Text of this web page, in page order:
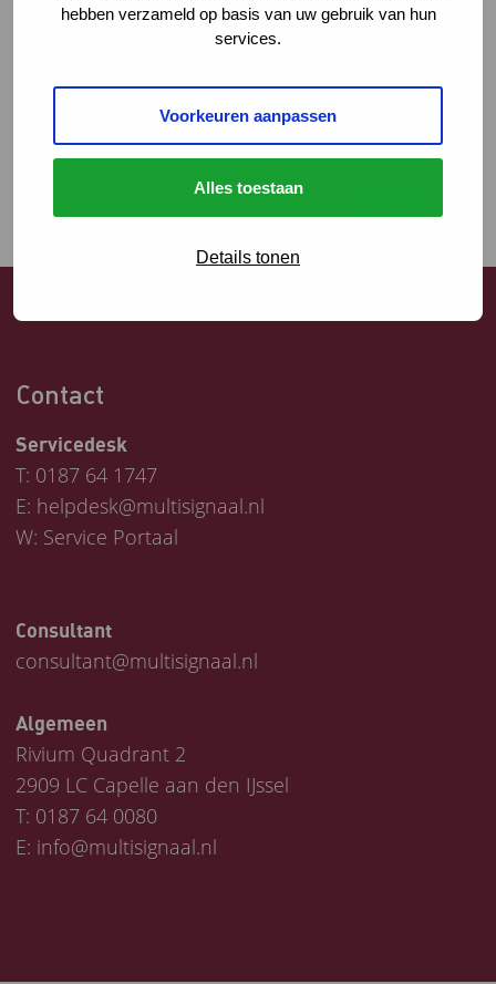
hebben verzameld op basis van uw gebruik van hun
services.
Voorkeuren aanpassen
Alles toestaan
Details tonen
problemen waar ze hulp bij nodig hebben. Laten we alert zijn, contact
met elkaar zoeken als er zorgen zijn, zodat er in een vroeg stadium kan
Wij staan de komende tijd met z’n allen voor een grote uitdaging en
wensen iedereen en vooral alle professionals die werken in de zorg heel
veel succes!
Contact
Servicedesk
T: 0187 64 1747
E: helpdesk@multisignaal.nl
W: Service Portaal
Consultant
consultant@multisignaal.nl
Algemeen
Rivium Quadrant 2
2909 LC Capelle aan den IJssel
T: 0187 64 0080
E: info@multisignaal.nl